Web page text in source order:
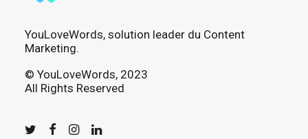
YouLoveWords, solution leader du Content
Marketing.
© YouLoveWords, 2023
All Rights Reserved